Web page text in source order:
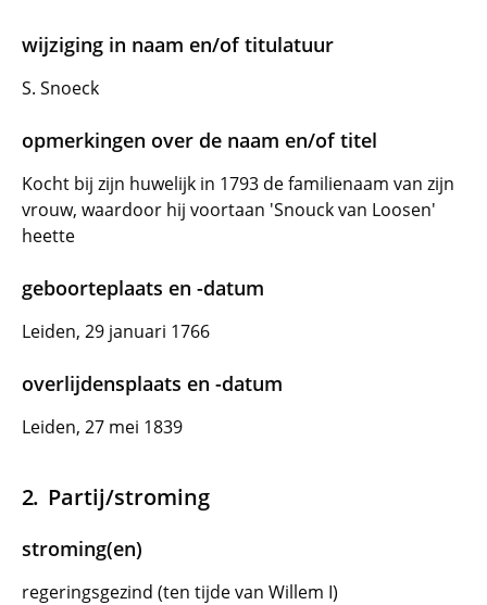
wijziging in naam en/of titulatuur
S. Snoeck
opmerkingen over de naam en/of titel
Kocht bij zijn huwelijk in 1793 de familienaam van zijn
vrouw, waardoor hij voortaan 'Snouck van Loosen'
heette
geboorteplaats en -datum
Leiden, 29 januari 1766
overlijdensplaats en -datum
Leiden, 27 mei 1839
Partij/stroming
stroming(en)
regeringsgezind (ten tijde van Willem I)